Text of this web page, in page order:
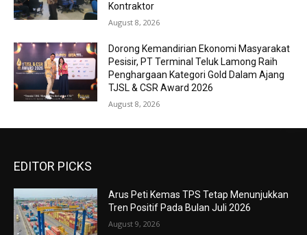
Kontraktor
August 8, 2026
Dorong Kemandirian Ekonomi Masyarakat
Pesisir, PT Terminal Teluk Lamong Raih
Penghargaan Kategori Gold Dalam Ajang
TJSL & CSR Award 2026
August 8, 2026
EDITOR PICKS
Arus Peti Kemas TPS Tetap Menunjukkan
Tren Positif Pada Bulan Juli 2026
August 9, 2026